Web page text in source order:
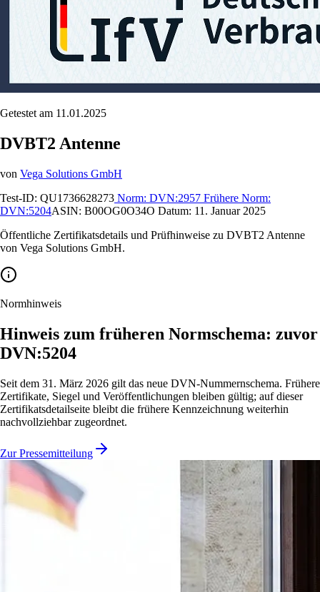
Getestet am 11.01.2025
DVBT2 Antenne
von Vega Solutions GmbH
Test-ID: QU1736628273 Norm: DVN:2957 Frühere Norm:
DVN:5204ASIN: B00OG0O34O Datum: 11. Januar 2025
Öffentliche Zertifikatsdetails und Prüfhinweise zu DVBT2 Antenne
von Vega Solutions GmbH.
Normhinweis
Hinweis zum früheren Normschema: zuvor
DVN:5204
Seit dem 31. März 2026 gilt das neue DVN-Nummernschema. Frühere
Zertifikate, Siegel und Veröffentlichungen bleiben gültig; auf dieser
Zertifikatsdetailseite bleibt die frühere Kennzeichnung weiterhin
nachvollziehbar zugeordnet.
Zur Pressemitteilung